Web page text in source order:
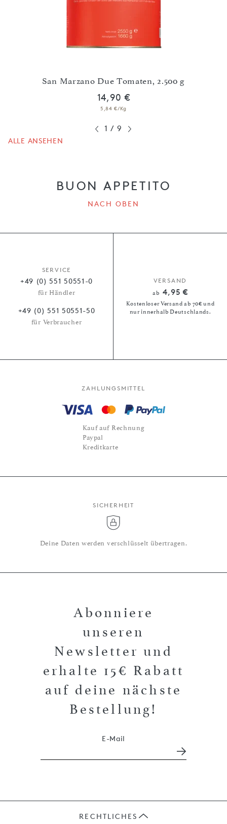
San Marzano Due Tomaten, 2.500 g
14,90 €
5,84 €/Kg
1 / 9
ALLE ANSEHEN
BUON APPETITO
NACH OBEN
SERVICE
+49 (0) 551 50551-0
für Händler
+49 (0) 551 50551-50
für Verbraucher
VERSAND
ab 4,95 €
Kostenloser Versand ab 70€ und
nur innerhalb Deutschlands.
ZAHLUNGSMITTEL
Kauf auf Rechnung
Paypal
Kreditkarte
SICHERHEIT
Deine Daten werden verschlüsselt übertragen.
Abonniere
unseren
Newsletter und
erhalte 15€ Rabatt
auf deine nächste
Bestellung!
E-Mail
RECHTLICHES